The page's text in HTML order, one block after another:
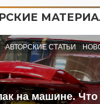
АВТОРСКИЕ СТАТЬИ
на машине. Что